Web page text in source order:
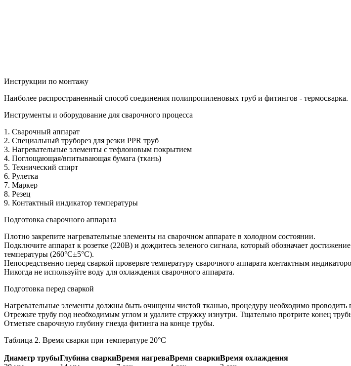
Инструкции по монтажу
Наиболее распространенный способ соединения полипропиленовых труб и фитингов - термосварка.
Инструменты и оборудование для сварочного процесса
1. Сварочный аппарат
2. Специальный труборез для резки PPR труб
3. Нагревательные элементы с тефлоновым покрытием
4. Поглощающая/впитывающая бумага (ткань)
5. Технический спирт
6. Рулетка
7. Маркер
8. Резец
9. Контактный индикатор температуры
Подготовка сварочного аппарата
Плотно закрепите нагревательные элементы на сварочном аппарате в холодном состоянии.
Подключите аппарат к розетке (220В) и дождитесь зеленого сигнала, который обозначает
температуры (260°С±5°С).
Непосредственно перед сваркой проверьте температуру сварочного аппарата контактным
Никогда не используйте воду для охлаждения сварочного аппарата.
Подготовка перед сваркой
Нагревательные элементы должны быть очищены чистой тканью, процедуру необходимо проводить
Отрежьте трубу под необходимым углом и удалите стружку изнутри. Тщательно протрите конец
Отметьте сварочную глубину гнезда фитинга на конце трубы.
Таблица 2. Время сварки при температуре 20°С
Диаметр трубыГлубина сваркиВремя нагреваВремя сваркиВремя охлаждения